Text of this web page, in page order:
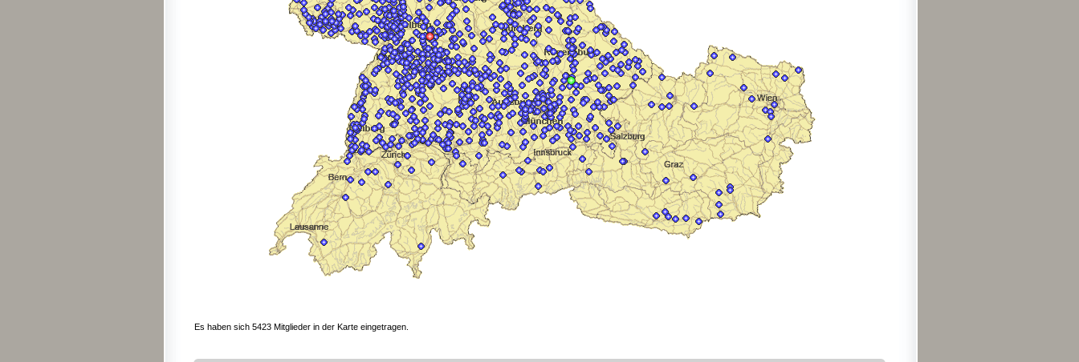
Es haben sich 5423 Mitglieder in der Karte eingetragen.